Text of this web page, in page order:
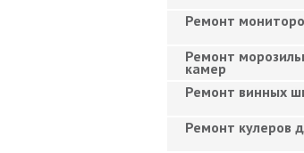
Ремонт
Ремонт
камер
Ремонт винных
Ремонт кулеров